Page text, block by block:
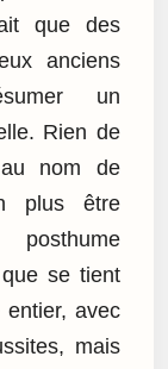
que des
anciens
un
Rien de
nom de
plus être
posthume
se tient
entier, avec
mais